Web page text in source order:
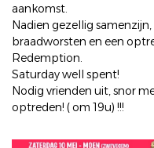
aankomst.
Nadien gezellig
braadworsten en een
Redemption.
Saturday well spent!
Nodig vrienden uit, snor
optreden! ( om 19u) !!!